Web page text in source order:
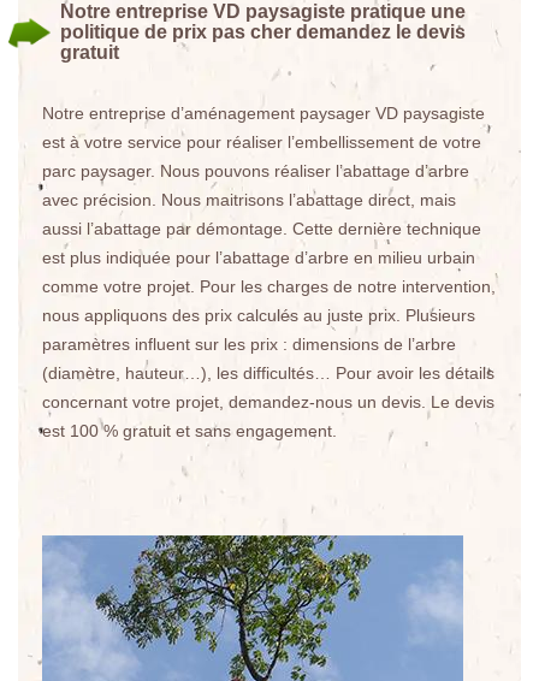
Notre entreprise VD paysagiste pratique une
politique de prix pas cher demandez le devis
gratuit
Notre entreprise d’aménagement paysager VD paysagiste
est à votre service pour réaliser l’embellissement de votre
parc paysager. Nous pouvons réaliser l’abattage d’arbre
avec précision. Nous maitrisons l’abattage direct, mais
aussi l’abattage par démontage. Cette dernière technique
est plus indiquée pour l’abattage d’arbre en milieu urbain
comme votre projet. Pour les charges de notre intervention,
nous appliquons des prix calculés au juste prix. Plusieurs
paramètres influent sur les prix : dimensions de l’arbre
(diamètre, hauteur…), les difficultés… Pour avoir les détails
concernant votre projet, demandez-nous un devis. Le devis
est 100 % gratuit et sans engagement.